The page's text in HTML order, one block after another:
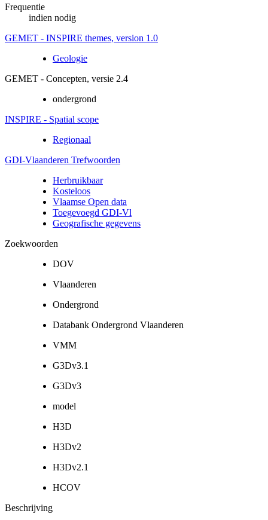
Frequentie
indien nodig
GEMET - INSPIRE themes, version 1.0
Geologie
GEMET - Concepten, versie 2.4
ondergrond
INSPIRE - Spatial scope
Regionaal
GDI-Vlaanderen Trefwoorden
Herbruikbaar
Kosteloos
Vlaamse Open data
Toegevoegd GDI-Vl
Geografische gegevens
Zoekwoorden
DOV
Vlaanderen
Ondergrond
Databank Ondergrond Vlaanderen
VMM
G3Dv3.1
G3Dv3
model
H3D
H3Dv2
H3Dv2.1
HCOV
Beschrijving